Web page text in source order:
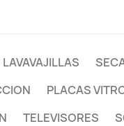
LAVAVAJILLAS
PLACAS
TELEVISORES